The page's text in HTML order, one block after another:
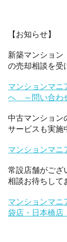
【お知らせ】
新築マンション
の売却相談を受
マンションマニ
へ ～問い合わ
中古マンション
サービスも実施
マンションマニ
常設店舗がござ
相談お待ちして
マンションマ
袋店・日本橋店